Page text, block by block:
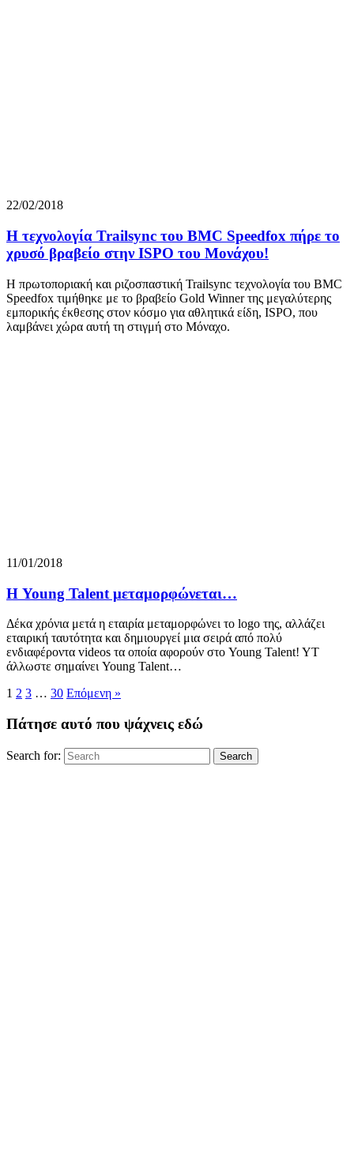
22/02/2018
Η τεχνολογία Trailsync του BMC Speedfox πήρε το
χρυσό βραβείο στην ISPO του Μονάχου!
Η πρωτοποριακή και ριζοσπαστική Trailsync τεχνολογία του BMC
Speedfox τιμήθηκε με το βραβείο Gold Winner της μεγαλύτερης
εμπορικής έκθεσης στον κόσμο για αθλητικά είδη, ISPO, που
λαμβάνει χώρα αυτή τη στιγμή στο Μόναχο.
11/01/2018
Η Young Talent μεταμορφώνεται…
Δέκα χρόνια μετά η εταιρία μεταμορφώνει το logo της, αλλάζει
εταιρική ταυτότητα και δημιουργεί μια σειρά από πολύ
ενδιαφέροντα videos τα οποία αφορούν στο Young Talent! YT
άλλωστε σημαίνει Young Talent…
1 2 3 … 30 Επόμενη »
Πάτησε αυτό που ψάχνεις εδώ
Search for: Search